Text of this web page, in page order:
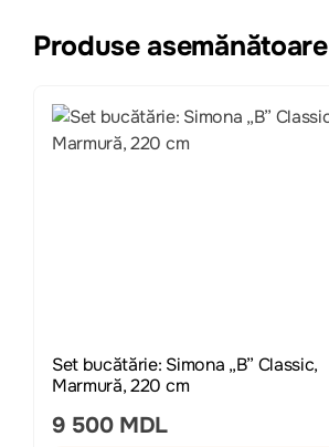
Produse asemănătoare
Set bucătărie: Simona „B” Classic,
Marmură, 220 cm
9 500 MDL